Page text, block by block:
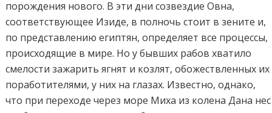
порождения нового. В эти дни созвездие Овна,
соответствующее Изиде, в полночь стоит в зените и,
по представлению египтян, определяет все процессы,
происходящие в мире. Но у бывших рабов хватило
смелости зажарить ягнят и козлят, обожествленных их
поработителями, у них на глазах. Известно, однако,
что при переходе через море Миха из колена Дана нес